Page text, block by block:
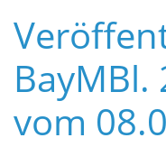
BayMBl.
vom